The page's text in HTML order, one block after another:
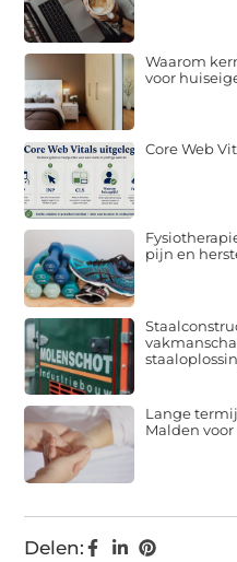
Delen:
Waarom
voor
Core Web
pijn en
Lange
Malden